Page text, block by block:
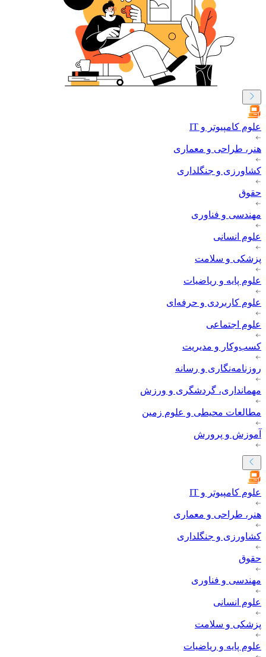
علوم کامپیوتر و IT
هنر، طراحی و معماری
کشاورزی و جنگلداری
حقوق
مهندسی و فناوری
علوم انسانی
پزشکی و سلامت
علوم پایه و ریاضیات
علوم کاربردی و حرفه‌ای
علوم اجتماعی
کسب‌وکار و مدیریت
روزنامه‌نگاری و رسانه
مهمانداری، گردشگری و ورزش
مطالعات محیطی و علوم زمین
آموزش و پرورش
علوم کامپیوتر و IT
هنر، طراحی و معماری
کشاورزی و جنگلداری
حقوق
مهندسی و فناوری
علوم انسانی
پزشکی و سلامت
علوم پایه و ریاضیات